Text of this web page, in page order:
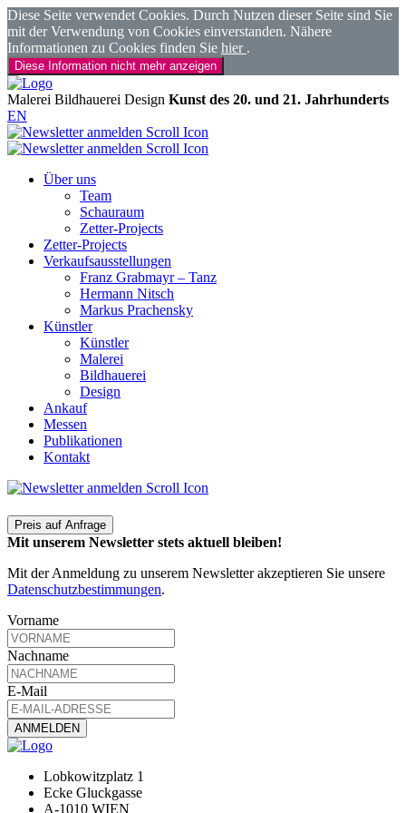
Diese Seite verwendet Cookies. Durch Nutzen dieser Seite sind Sie
mit der Verwendung von Cookies einverstanden. Nähere
Informationen zu Cookies finden Sie hier .
Diese Information nicht mehr anzeigen
Malerei Bildhauerei Design Kunst des 20. und 21. Jahrhunderts
EN
Über uns
Team
Schauraum
Zetter-Projects
Zetter-Projects
Verkaufsausstellungen
Franz Grabmayr – Tanz
Hermann Nitsch
Markus Prachensky
Künstler
Künstler
Malerei
Bildhauerei
Design
Ankauf
Messen
Publikationen
Kontakt
Preis auf Anfrage
Mit unserem Newsletter stets aktuell bleiben!
Mit der Anmeldung zu unserem Newsletter akzeptieren Sie unsere
Datenschutzbestimmungen.
Vorname
Nachname
E-Mail
Lobkowitzplatz 1
Ecke Gluckgasse
A-1010 WIEN